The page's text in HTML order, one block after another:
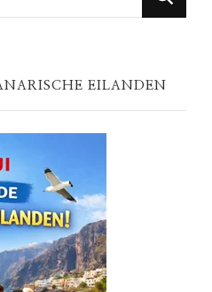
EILANDEN